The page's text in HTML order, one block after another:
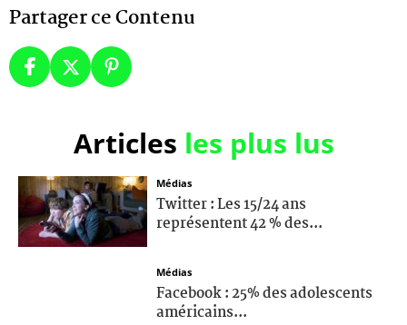
Partager ce Contenu
Articles les plus lus
Médias
Twitter : Les 15/24 ans
représentent 42 % des...
Médias
Facebook : 25% des adolescents
américains...